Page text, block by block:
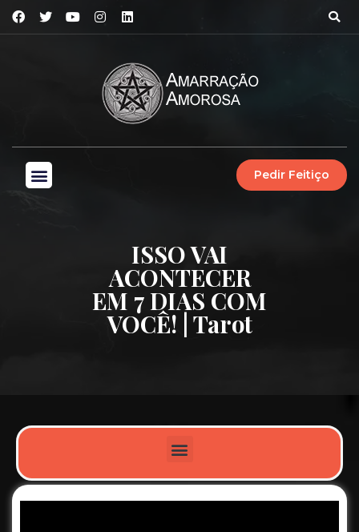
Pedir Feitiço
ISSO VAI
ACONTECER
EM 7 DIAS COM
VOCÊ! | Tarot